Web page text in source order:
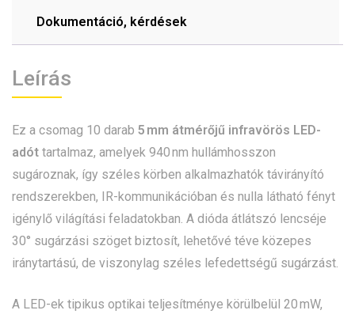
Dokumentáció, kérdések
Leírás
Ez a csomag 10 darab 5 mm átmérőjű infravörös LED-
adót tartalmaz, amelyek 940 nm hullámhosszon
sugároznak, így széles körben alkalmazhatók távirányító
rendszerekben, IR-kommunikációban és nulla látható fényt
igénylő világítási feladatokban. A dióda átlátszó lencséje
30° sugárzási szöget biztosít, lehetővé téve közepes
iránytartású, de viszonylag széles lefedettségű sugárzást.
A LED-ek tipikus optikai teljesítménye körülbelül 20 mW,